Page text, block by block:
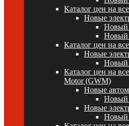
Каталог цен на
Новые
Новый
Новый
Каталог цен на
Новые
Новый
Каталог цен на
Motor (GWM)
Новые
Новый
Новые
Новый